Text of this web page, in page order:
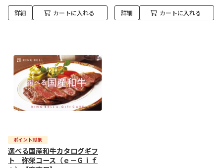
詳細 カートに入れる 詳細 カートに入れる
選べる国産和牛カタログギフ
ト 弥栄コース（ｅ－Ｇｉｆ